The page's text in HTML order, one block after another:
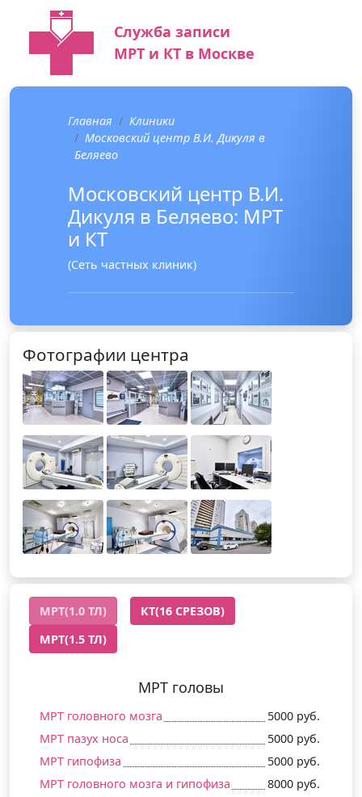
Служба записи
МРТ и КТ в Москве
Главная
Клиники
Московский центр В.И. Дикуля в
Беляево
Московский центр В.И.
Дикуля в Беляево: МРТ
и КТ
(Сеть частных клиник)
Фотографии центра
МРТ(1.0 ТЛ)
КТ(16 СРЕЗОВ)
МРТ(1.5 ТЛ)
МРТ головы
МРТ головного мозга
5000 руб.
МРТ пазух носа
5000 руб.
МРТ гипофиза
5000 руб.
МРТ головного мозга и гипофиза
8000 руб.